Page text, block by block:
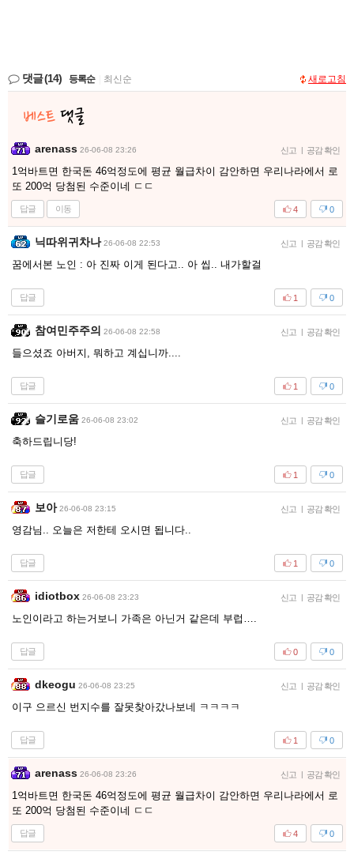
댓글(14) 등록순 최신순 새로고침
arenass 26-06-08 23:26 신고 | 공감 확인
1억바트면 한국돈 46억정도에 평균 월급차이 감안하면 우리나라에서 로
또 200억 당첨된 수준이네 ㄷㄷ
답글 이동 0
4
닉따위귀차나 26-06-08 22:53 신고 | 공감 확인
꿈에서본 노인 : 아 진짜 이게 된다고.. 아 씹.. 내가할걸
답글 0
1
참여민주주의 26-06-08 22:58 신고 | 공감 확인
들으셨죠 아버지, 뭐하고 계십니까....
답글 0
1
슬기로움 26-06-08 23:02 신고 | 공감 확인
축하드립니당!
답글 0
1
보아 26-06-08 23:15 신고 | 공감 확인
영감님.. 오늘은 저한테 오시면 됩니다..
답글 0
1
idiotbox 26-06-08 23:23 신고 | 공감 확인
노인이라고 하는거보니 가족은 아닌거 같은데 부럽….
답글 0
0
dkeogu 26-06-08 23:25 신고 | 공감 확인
이구 으르신 번지수를 잘못찾아갔나보네 ㅋㅋㅋㅋ
답글 0
1
arenass 26-06-08 23:26 신고 | 공감 확인
1억바트면 한국돈 46억정도에 평균 월급차이 감안하면 우리나라에서 로
또 200억 당첨된 수준이네 ㄷㄷ
답글 0
4